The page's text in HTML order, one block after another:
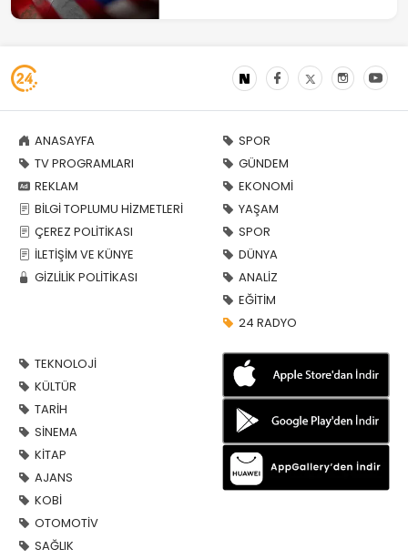
ANASAYFA
TV PROGRAMLARI
REKLAM
BİLGİ TOPLUMU HİZMETLERİ
ÇEREZ POLİTİKASI
İLETİŞİM VE KÜNYE
GİZLİLİK POLİTİKASI
SPOR
GÜNDEM
EKONOMİ
YAŞAM
SPOR
DÜNYA
ANALİZ
EĞİTİM
24 RADYO
TEKNOLOJİ
KÜLTÜR
TARİH
SİNEMA
KİTAP
AJANS
KOBİ
OTOMOTİV
SAĞLIK